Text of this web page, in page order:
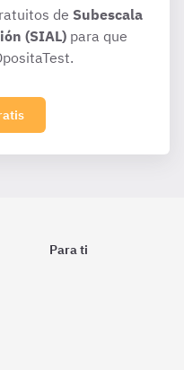
de Subescala
(SIAL) para que
Para ti